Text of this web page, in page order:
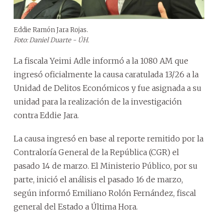
Eddie Ramón Jara Rojas.
Foto: Daniel Duarte - ÚH.
La fiscala Yeimi Adle informó a la 1080 AM que
ingresó oficialmente la causa caratulada 13/26 a la
Unidad de Delitos Económicos y fue asignada a su
unidad para la realización de la investigación
contra Eddie Jara.
La causa ingresó en base al reporte remitido por la
Contraloría General de la República (CGR) el
pasado 14 de marzo. El Ministerio Público, por su
parte, inició el análisis el pasado 16 de marzo,
según informó Emiliano Rolón Fernández, fiscal
general del Estado a Última Hora.